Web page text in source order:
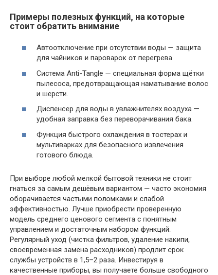
Примеры полезных функций, на которые
стоит обратить внимание
Автоотключение при отсутствии воды — защита
для чайников и пароварок от перегрева.
Система Anti-Tangle — специальная форма щётки
пылесоса, предотвращающая наматывание волос
и шерсти.
Диспенсер для воды в увлажнителях воздуха —
удобная заправка без переворачивания бака.
Функция быстрого охлаждения в тостерах и
мультиварках для безопасного извлечения
готового блюда.
При выборе любой мелкой бытовой техники не стоит
гнаться за самым дешёвым вариантом — часто экономия
оборачивается частыми поломками и слабой
эффективностью. Лучше приобрести проверенную
модель среднего ценового сегмента с понятным
управлением и достаточным набором функций.
Регулярный уход (чистка фильтров, удаление накипи,
своевременная замена расходников) продлит срок
службы устройств в 1,5–2 раза. Инвестируя в
качественные приборы, вы получаете больше свободного